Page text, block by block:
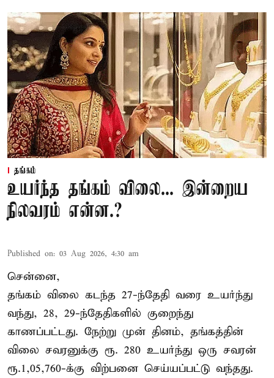
தங்கம்
உயர்ந்த தங்கம் விலை... இன்றைய
நிலவரம் என்ன.?
Published on: 03 Aug 2026, 4:30 am
சென்னை,
தங்கம் விலை கடந்த 27-ந்தேதி வரை உயர்ந்து
வந்து, 28, 29-ந்தேதிகளில் குறைந்து
காணப்பட்டது. நேற்று முன் தினம், தங்கத்தின்
விலை சவரனுக்கு ரூ. 280 உயர்ந்து ஒரு சவரன்
ரூ.1,05,760-க்கு விற்பனை செய்யப்பட்டு வந்தது.